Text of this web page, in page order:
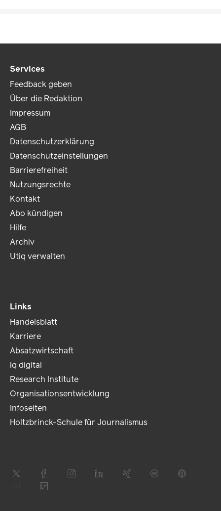
Services
Feedback geben
Über die Redaktion
Impressum
AGB
Datenschutzerklärung
Datenschutzeinstellungen
Barrierefreiheit
Nutzungsrechte
Kontakt
Abo kündigen
Hilfe
Archiv
Utiq verwalten
Links
Handelsblatt
Karriere
Absatzwirtschaft
iq digital
Research Institute
Organisationsentwicklung
Infoseiten
Holtzbrinck-Schule für Journalismus